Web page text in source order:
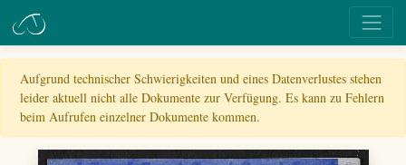
Aufgrund technischer Schwierigkeiten und eines Datenverlustes stehen
leider aktuell nicht alle Dokumente zur Verfügung. Es kann zu Fehlern
beim Aufrufen einzelner Dokumente kommen.